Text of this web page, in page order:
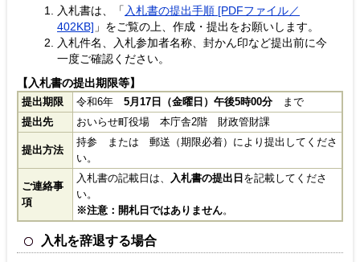
入札書は、「 入札書の提出手順 [PDFファイル／
402KB] 」をご覧の上、作成・提出をお願いします。
入札件名、入札参加者名称、封かん印など提出前に今
一度ご確認ください。
【入札書の提出期限等】
提出期限 令和6年 5月17日（金曜日）午後5時00分
まで
提出先
おいらせ町役場 本庁舎2階 財政管財課
提出方法
持参 または 郵送（期限必着）により提出してくださ
い。
ご連絡事
項
入札書の記載日は、 入札書の提出日 を記載してくださ
い。
※注意：開札日ではありません。
入札を辞退する場合